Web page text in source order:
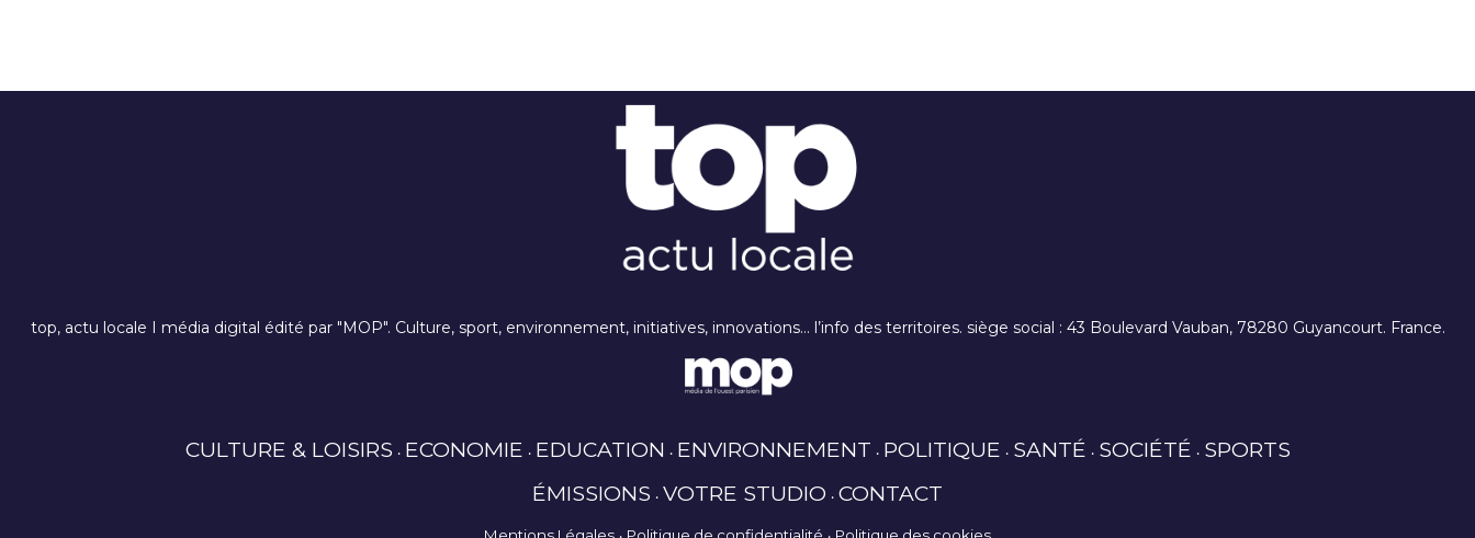
top, actu locale I média digital édité par "MOP". Culture, sport, environnement, initiatives, innovations… l’info des territoires. siège social : 43 Boulevard Vauban, 78280 Guyancourt. France.
CULTURE & LOISIRS ECONOMIE EDUCATION ENVIRONNEMENT POLITIQUE SANTÉ SOCIÉTÉ SPORTS
ÉMISSIONS VOTRE STUDIO CONTACT
Mentions Légales Politique de confidentialité Politique des cookies